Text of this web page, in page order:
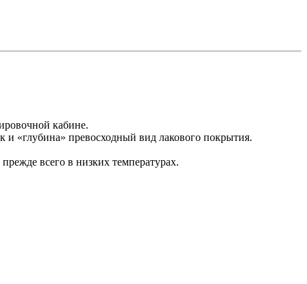
кабине.
и «глубина» превосходный вид лакового покрытия.
всего в низких температурах.